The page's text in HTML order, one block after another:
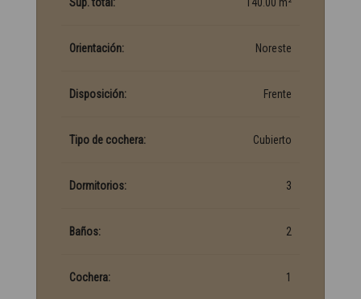
Orientación: Noreste
Disposición: Frente
Tipo de cochera: Cubierto
Dormitorios: 3
Baños: 2
Cochera: 1